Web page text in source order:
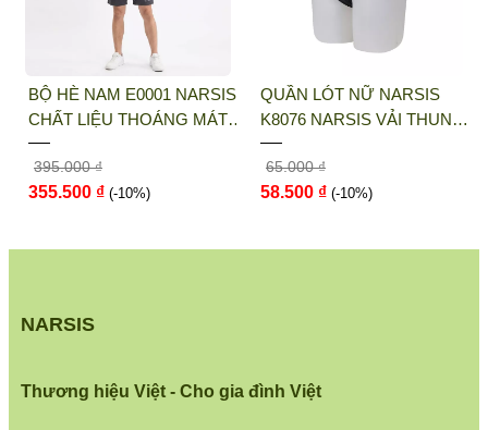
THỜI TRANG NARSIS
Địa chỉ văn phòng/showroom: Số 46 + 48
Shophouse đường 2.3 Khu đô thị Gamuda
Gardens, Quận Hoàng Mai, Hà Nội
Điện thoại:033 484 1292
Kiểm tra đơn hàng:
Chính sách đổi hàng:
BỘ HÈ NAM E0001 NARSIS
CHẤT LIỆU THOÁNG MÁT,
DỄ CHỊU, THOẢI MÁI CẢ
NGÀY, DỄ VẬN ĐỘNG
395.000 ₫
355.500 ₫ (-10%)
QUẦN LÓT NỮ NARSIS
K8076 NARSIS VẢI THUN
LẠNH THOÁNG MÁT, LÓT
COTTON THOẢI MÁI, GIỮ
DÁNG TỐT, THO...
65.000 ₫
58.500 ₫ (-10%)
NARSIS
Thương hiệu Việt - Cho gia đình Việt